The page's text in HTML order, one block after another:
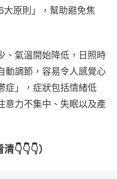
原則」，幫助避免焦
、氣溫開始降低，日照時
動調節，容易令人感覺心
症」，症狀包括情緒低
意力不集中、失眠以及產
👇👇👇）